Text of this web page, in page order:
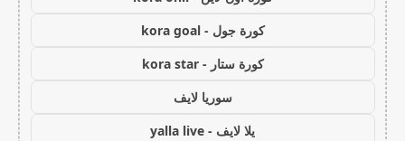
كورة جول - kora goal
كورة ستار - kora star
سوريا لايف
يلا لايف - yalla live